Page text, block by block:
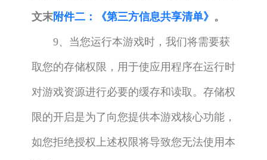
文末附件二：《第三方信息共享清单》 。
9、当您运行本游戏时，我们将需要获
取您的存储权限，用于使应用程序在运行时
对游戏资源进行必要的缓存和读取。存储权
限的开启是为了向您提供本游戏核心功能，
如您拒绝授权上述权限将导致您无法使用本